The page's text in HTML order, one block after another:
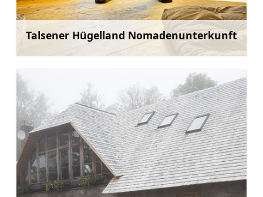
Talsener Hügelland Nomadenunterkunft
Mehr